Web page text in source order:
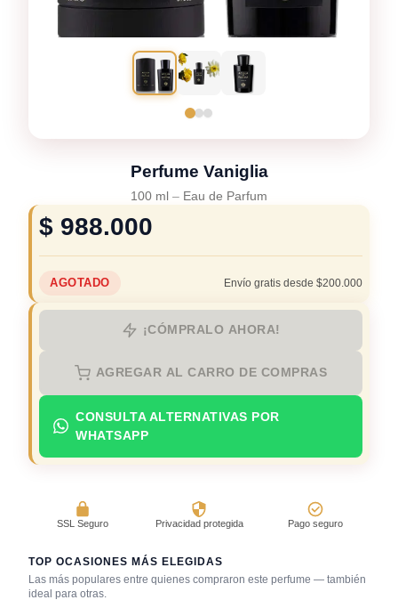
Perfume Vaniglia
100 ml – Eau de Parfum
$ 988.000
AGOTADO Envío gratis desde $200.000
¡CÓMPRALO AHORA!
AGREGAR AL CARRO DE COMPRAS
CONSULTA ALTERNATIVAS POR
WHATSAPP
SSL Seguro Privacidad protegida Pago seguro
TOP OCASIONES MÁS ELEGIDAS
Las más populares entre quienes compraron este perfume — también
ideal para otras.
Cena romántica
corporativo / cena